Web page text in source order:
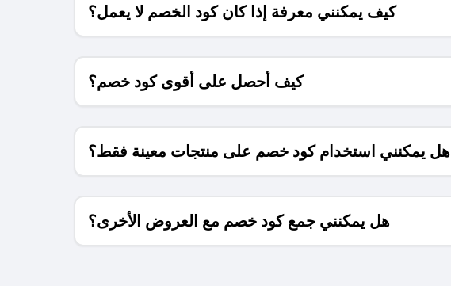
كيف يمكنني معرفة إذا كان كود الخصم لا يعمل؟
كيف أحصل على أقوى كود خصم؟
هل يمكنني استخدام كود خصم على منتجات معينة فقط؟
هل يمكنني جمع كود خصم مع العروض الأخرى؟